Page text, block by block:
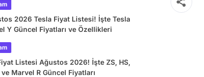
2026 Tesla Fiyat Listesi! İşte Tesla
Y Güncel Fiyatları ve Özellikleri
Listesi Ağustos 2026! İşte ZS, HS,
ve Marvel R Güncel Fiyatları